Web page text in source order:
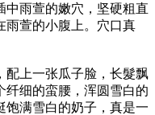
中雨萱的嫩穴，坚硬粗直
雨萱的小腹上。穴口真
上一张瓜子脸，长髮飘
纤细的蛮腰，浑圆雪白的
饱满雪白的奶子，真是一